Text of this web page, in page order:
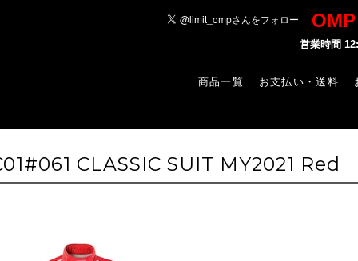
営業時間
商品一覧 お支払い・送料
CLASSIC SUIT MY2021 Red